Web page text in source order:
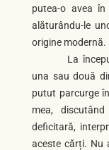
putea-o avea
alăturându-le
origine modernă.
La
una sau două
putut parcurge
mea,
deficitară,
aceste cărți. Nu